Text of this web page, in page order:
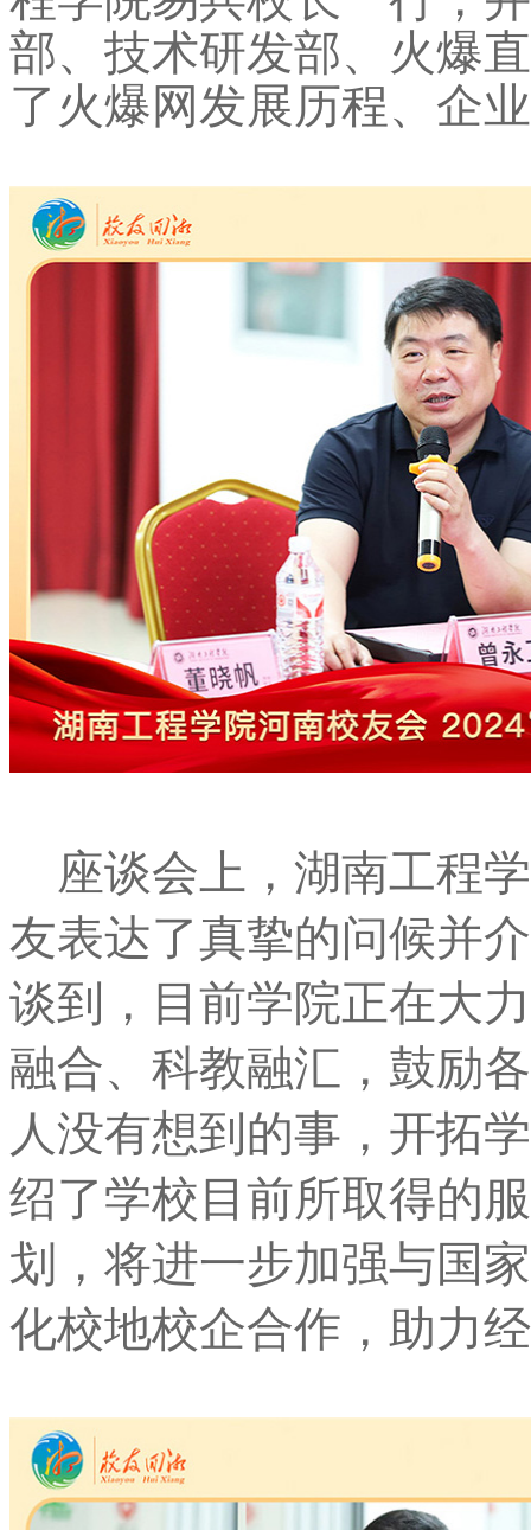
部、技术研发部、火爆
了火爆网发展历程、企
座谈会上，湖南工程
友表达了真挚的问候并
谈到，目前学院正在大
融合、科教融汇，鼓励
人没有想到的事，开拓
绍了学校目前所取得的
划，将进一步加强与国
化校地校企合作，助力